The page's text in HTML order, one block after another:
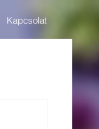
Kapcsolat